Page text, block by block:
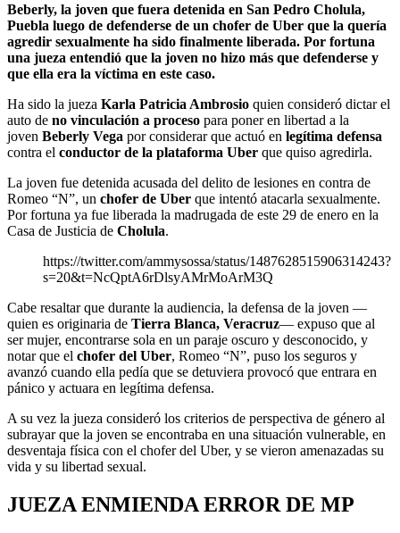
Beberly, la joven que fuera detenida en San Pedro Cholula,
Puebla luego de defenderse de un chofer de Uber que la quería
agredir sexualmente ha sido finalmente liberada. Por fortuna
una jueza entendió que la joven no hizo más que defenderse y
que ella era la víctima en este caso.
Ha sido la jueza Karla Patricia Ambrosio quien consideró dictar el
auto de no vinculación a proceso para poner en libertad a la
joven Beberly Vega por considerar que actuó en legítima defensa
contra el conductor de la plataforma Uber que quiso agredirla.
La joven fue detenida acusada del delito de lesiones en contra de
Romeo “N”, un chofer de Uber que intentó atacarla sexualmente.
Por fortuna ya fue liberada la madrugada de este 29 de enero en la
Casa de Justicia de Cholula.
https://twitter.com/ammysossa/status/1487628515906314243?
s=20&t=NcQptA6rDlsyAMrMoArM3Q
Cabe resaltar que durante la audiencia, la defensa de la joven —
quien es originaria de Tierra Blanca, Veracruz— expuso que al
ser mujer, encontrarse sola en un paraje oscuro y desconocido, y
notar que el chofer del Uber, Romeo “N”, puso los seguros y
avanzó cuando ella pedía que se detuviera provocó que entrara en
pánico y actuara en legítima defensa.
A su vez la jueza consideró los criterios de perspectiva de género al
subrayar que la joven se encontraba en una situación vulnerable, en
desventaja física con el chofer del Uber, y se vieron amenazadas su
vida y su libertad sexual.
JUEZA ENMIENDA ERROR DE MP